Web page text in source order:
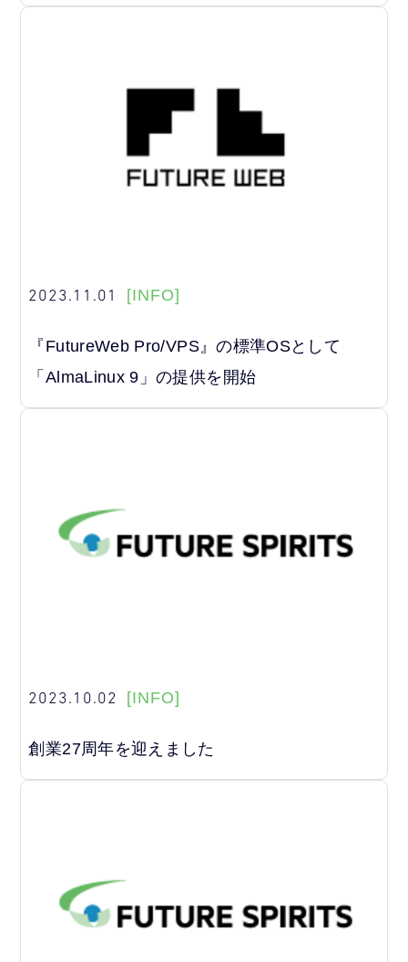
2023.11.01 [INFO]
『FutureWeb Pro/VPS』の標準OSとして
「AlmaLinux 9」の提供を開始
2023.10.02 [INFO]
創業27周年を迎えました